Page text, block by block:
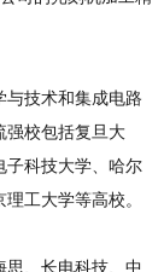
技术和集成电路
强校包括复旦大
子科技大学、哈尔
工大学等高校。
、长电科技、中